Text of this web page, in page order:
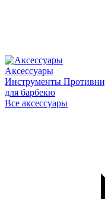
Аксессуары
Инструменты
для барбекю
Все аксессуары